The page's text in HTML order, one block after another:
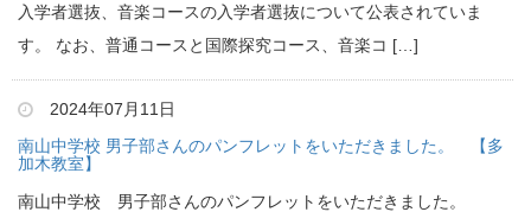
入学者選抜、音楽コースの入学者選抜について公表されていま
す。 なお、普通コースと国際探究コース、音楽コ […]
2024年07月11日
南山中学校 男子部さんのパンフレットをいただきました。 【多
加木教室】
南山中学校 男子部さんのパンフレットをいただきました。